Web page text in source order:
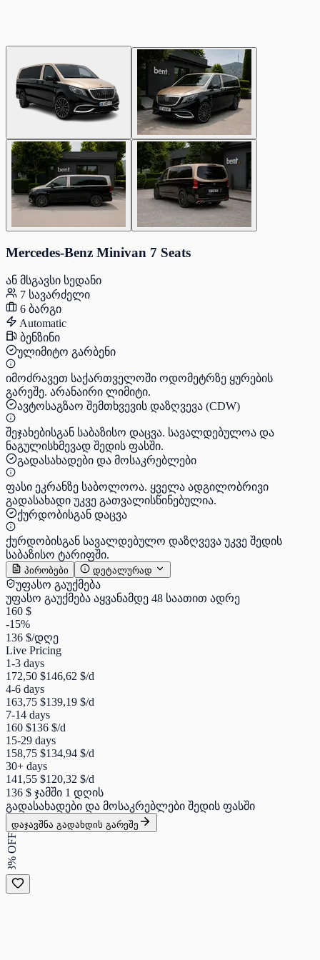
Mercedes-Benz Minivan 7 Seats
ან მსგავსი სედანი
7 სავარძელი
6 ბარგი
Automatic
ბენზინი
ულიმიტო გარბენი
იმოძრავეთ საქართველოში ოდომეტრზე ყურების
გარეშე. არანაირი ლიმიტი.
ავტოსაგზაო შემთხვევის დაზღვევა (CDW)
შეჯახებისგან საბაზისო დაცვა. სავალდებულოა და
ნაგულისხმევად შედის ფასში.
გადასახადები და მოსაკრებლები
ფასი ეკრანზე საბოლოოა. ყველა ადგილობრივი
გადასახადი უკვე გათვალისწინებულია.
ქურდობისგან დაცვა
ქურდობისგან სავალდებულო დაზღვევა უკვე შედის
საბაზისო ტარიფში.
პირობები დეტალურად
უფასო გაუქმება
უფასო გაუქმება აყვანამდე 48 საათით ადრე
160 $
-15%
136 $/დღე
Live Pricing
1-3 days
172,50 $146,62 $/d
4-6 days
163,75 $139,19 $/d
7-14 days
160 $136 $/d
15-29 days
158,75 $134,94 $/d
30+ days
141,55 $120,32 $/d
136 $ ჯამში 1 დღის
გადასახადები და მოსაკრებლები შედის ფასში
დაჯავშნა გადახდის გარეშე
3% OFF